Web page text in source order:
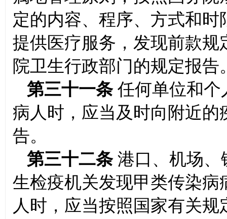
定的内容、程序、方式和
提供医疗服务，发现前款
院卫生行政部门的规定报告
第三十一条 任何单位和个
病人时，应当及时向附近
告。
第三十二条 港口、机场、
生检疫机关发现甲类传染
人时，应当按照国家有关